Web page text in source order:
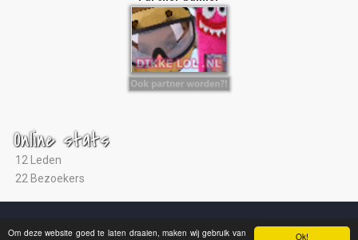
Ok!
Om deze website goed te laten draaien, maken wij gebruik van
Online stats
12 Leden
22 Bezoekers
© 2004 - 2026 |Ultras Arnhem|Studio ViaNova|Disclaimer